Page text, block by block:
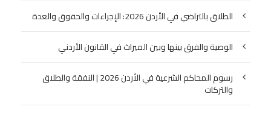
الطلاق بالتراضي في الأردن 2026: الإجراءات والحقوق والعدة
الوصية والفرق بينها وبين الميراث في القانون الأردني
رسوم المحاكم الشرعية في الأردن 2026 | النفقة والطلاق
والتركات